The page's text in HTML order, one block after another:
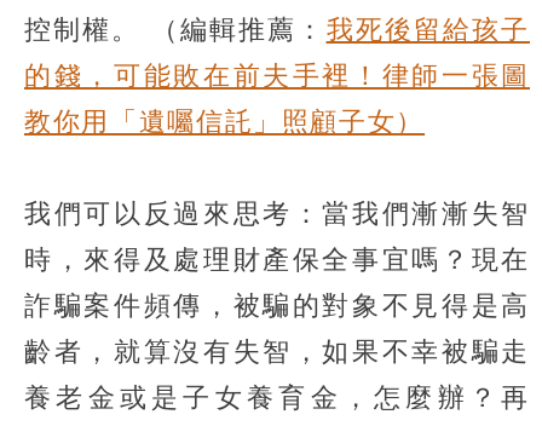
控制權。
（編輯推薦： 我死後留給孩子
的錢，可能敗在前夫手裡！律師一張圖
教你用「遺囑信託」照顧子女）
我們可以反過來思考：當我們漸漸失智
時，來得及處理財產保全事宜嗎？現在
詐騙案件頻傳，被騙的對象不見得是高
齡者，就算沒有失智，如果不幸被騙走
養老金或是子女養育金，怎麼辦？再